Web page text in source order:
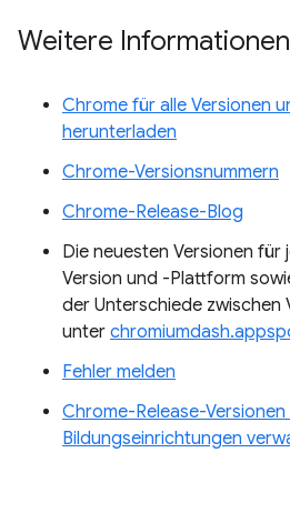
Weitere Informationen
Chrome für alle Versionen
herunterladen
Chrome-Versionsnummern
Chrome-Release-Blog
Die neuesten Versionen für
Version und -Plattform
der Unterschiede zwischen
unter
Fehler melden
Chrome-Release-
Bildungseinrichtungen